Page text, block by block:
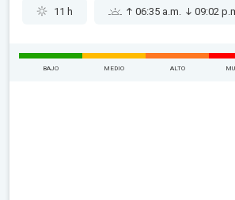
11 h 06:35 a.m. 09:02
BAJO MEDIO ALTO